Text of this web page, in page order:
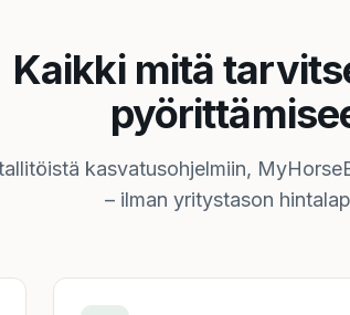
Kaikki mitä
kasvatusohjelmiin,
– ilman yritystason